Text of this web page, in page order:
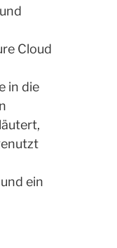
Cloud
in die
ein